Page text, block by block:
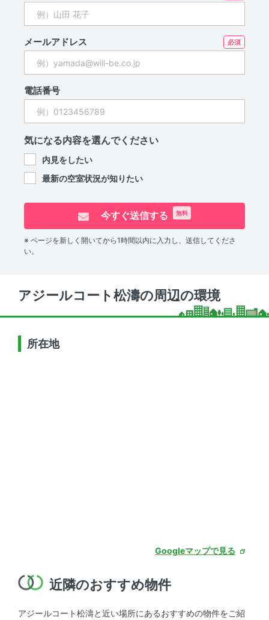
メールアドレス
電話番号
気になる内容を選んでください
内見をしたい
最新の空室状況が知りたい
今すぐ送信する 無料
※ ページを新しく開いてから1時間以内に入力し、送信してくださ
い。
アジールコート松濤の周辺の環境
所在地
Googleマップで見る
近隣のおすすめ物件
アジールコート松濤と近い場所にあるおすすめの物件をご紹